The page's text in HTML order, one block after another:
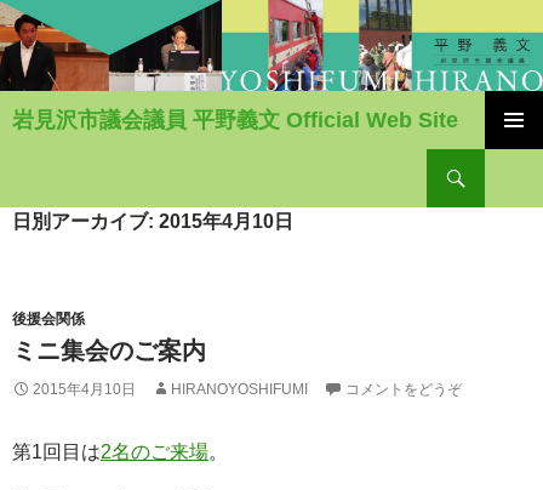
岩見沢市議会議員 平野義文 Official Web Site
ン
動
日別アーカイブ: 2015年4月10日
後援会関係
ミニ集会のご案内
2015年4月10日 HIRANOYOSHIFUMI コメントをどうぞ
第1回目は2名のご来場。